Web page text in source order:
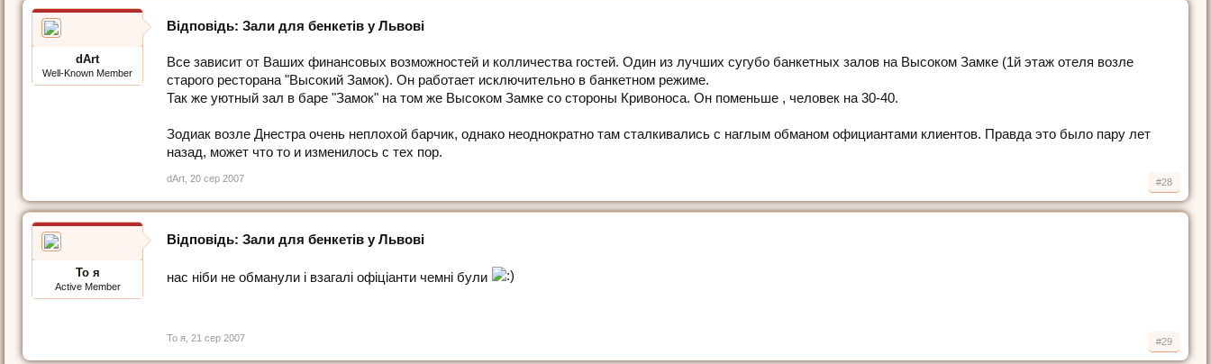
dArt
Well-Known Member
Відповідь: Зали для бенкетів у Львові
Все зависит от Ваших финансовых возможностей и колличества гостей. Один из лучших сугубо банкетных залов на Высоком Замке (1й этаж отеля возле
старого ресторана "Высокий Замок). Он работает исключительно в банкетном режиме.
Так же уютный зал в баре "Замок" на том же Высоком Замке со стороны Кривоноса. Он поменьше , человек на 30-40.
Зодиак возле Днестра очень неплохой барчик, однако неоднократно там сталкивались с наглым обманом официантами клиентов. Правда это было пару лет
назад, может что то и изменилось с тех пор.
dArt 20 сер 2007 #28
То я
Active Member
Відповідь: Зали для бенкетів у Львові
нас ніби не обманули і взагалі офіціанти чемні були
То я 21 сер 2007 #29